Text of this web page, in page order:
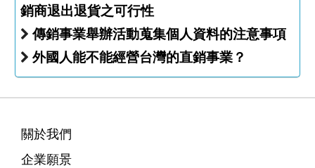
銷商退出退貨之可行性
傳銷事業舉辦活動蒐集個人資料的注意事項
外國人能不能經營台灣的直銷事業？
關於我們
企業願景